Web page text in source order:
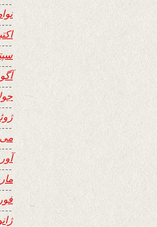
اکتبر
ژوئن
می 2024